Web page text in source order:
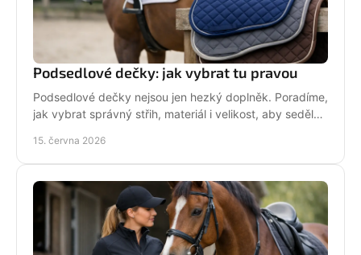
Podsedlové dečky: jak vybrat tu pravou
Podsedlové dečky nejsou jen hezký doplněk. Poradíme,
jak vybrat správný střih, materiál i velikost, aby seděly
15. června 2026